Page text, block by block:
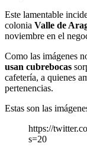
Este lamentable
colonia Valle de
noviembre en el
Como las imágenes
usan cubrebocas
cafetería, a quienes
pertenencias.
Estas son las
https://
s=20